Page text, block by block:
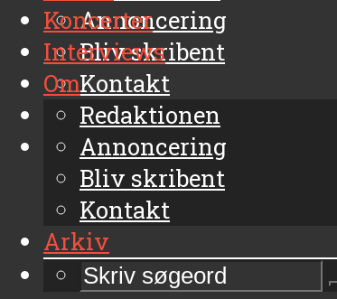
Annoncering
Bliv skribent
Kontakt
Arkiv
Koncerter
Interviews
Om
Redaktionen
Annoncering
Bliv skribent
Kontakt
Arkiv